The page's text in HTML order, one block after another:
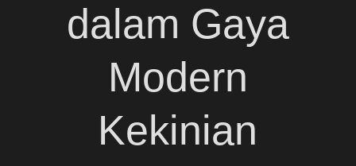
dalam Gaya
Modern
Kekinian